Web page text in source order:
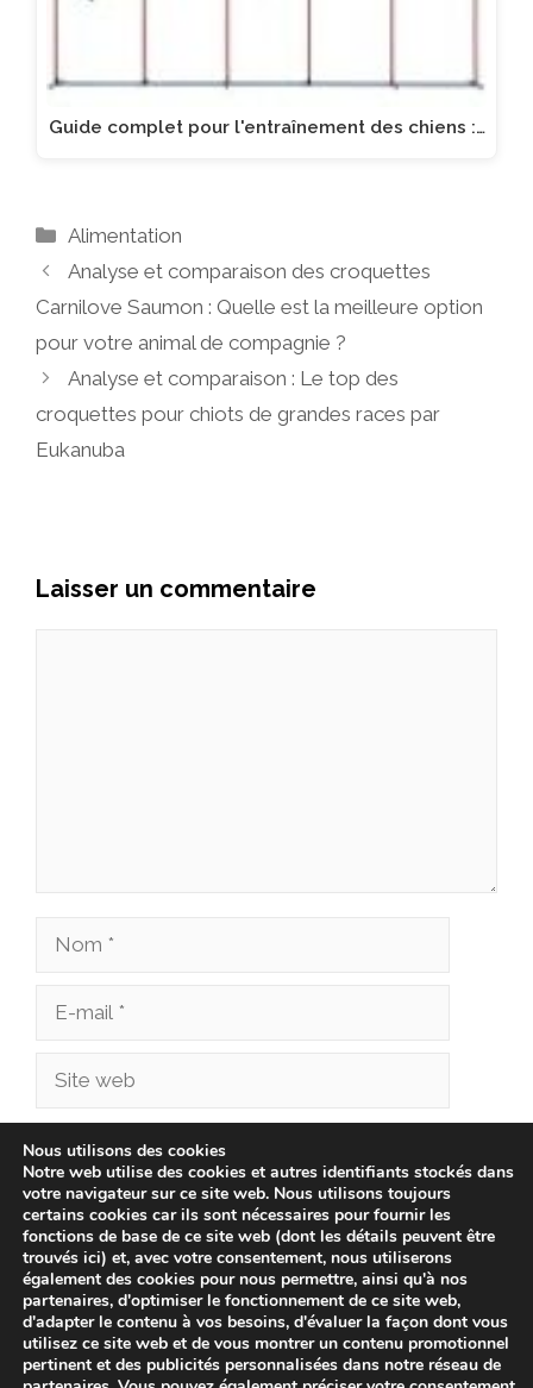
Guide complet pour l'entraînement des chiens :…
Catégories
Alimentation
Analyse et comparaison des croquettes
Carnilove Saumon : Quelle est la meilleure option
pour votre animal de compagnie ?
Analyse et comparaison : Le top des
croquettes pour chiots de grandes races par
Eukanuba
Laisser un commentaire
Nom
Site
Enregistrer mon nom, mon e-mail et mon site
dans le navigateur pour mon prochain
commentaire.
Nous utilisons des cookies
Notre web utilise des cookies et autres identifiants stockés dans
votre navigateur sur ce site web. Nous utilisons toujours
certains cookies car ils sont nécessaires pour fournir les
fonctions de base de ce site web (dont les détails peuvent être
trouvés ici) et, avec votre consentement, nous utiliserons
également des cookies pour nous permettre, ainsi qu'à nos
partenaires, d'optimiser le fonctionnement de ce site web,
d'adapter le contenu à vos besoins, d'évaluer la façon dont vous
utilisez ce site web et de vous montrer un contenu promotionnel
pertinent et des publicités personnalisées dans notre réseau de